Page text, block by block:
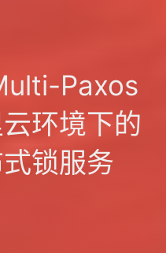
Paxos
环境下的
锁服务